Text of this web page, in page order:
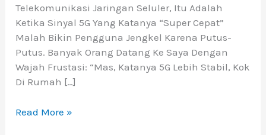
Telekomunikasi Jaringan Seluler, Itu Adalah
Ketika Sinyal 5G Yang Katanya “super Cepat”
Malah Bikin Pengguna Jengkel Karena Putus-
Putus. Banyak Orang Datang Ke Saya Dengan
Wajah Frustasi: “Mas, Katanya 5G Lebih Stabil, Kok
Di Rumah […]
Read More »